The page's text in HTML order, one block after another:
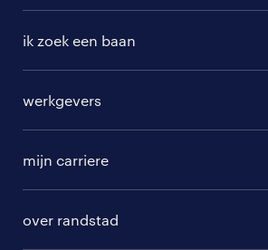
ik zoek een baan
randstad professional
werkgevers
hr-diensten
mijn carriere
over randstad